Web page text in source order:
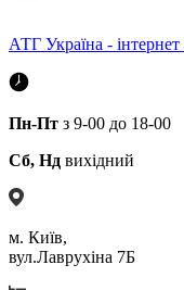
АТГ Україна -
Пн-Пт з 9-00 до 18-00
Сб, Нд вихідний
м. Київ,
вул.Лаврухіна 7Б